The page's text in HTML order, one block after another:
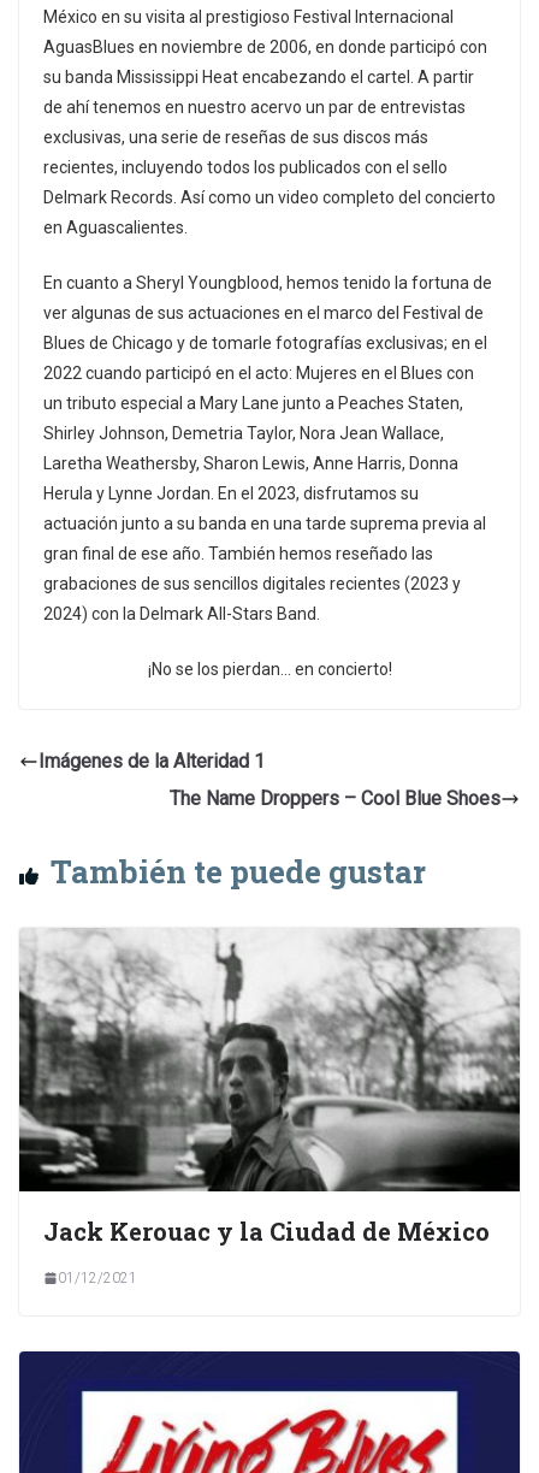
México en su visita al prestigioso Festival Internacional
AguasBlues en noviembre de 2006, en donde participó con
su banda Mississippi Heat encabezando el cartel. A partir
de ahí tenemos en nuestro acervo un par de entrevistas
exclusivas, una serie de reseñas de sus discos más
recientes, incluyendo todos los publicados con el sello
Delmark Records. Así como un video completo del concierto
en Aguascalientes.
En cuanto a Sheryl Youngblood, hemos tenido la fortuna de
ver algunas de sus actuaciones en el marco del Festival de
Blues de Chicago y de tomarle fotografías exclusivas; en el
2022 cuando participó en el acto: Mujeres en el Blues con
un tributo especial a Mary Lane junto a Peaches Staten,
Shirley Johnson, Demetria Taylor, Nora Jean Wallace,
Laretha Weathersby, Sharon Lewis, Anne Harris, Donna
Herula y Lynne Jordan. En el 2023, disfrutamos su
actuación junto a su banda en una tarde suprema previa al
gran final de ese año. También hemos reseñado las
grabaciones de sus sencillos digitales recientes (2023 y
2024) con la Delmark All-Stars Band.
¡No se los pierdan… en concierto!
Imágenes de la Alteridad 1
The Name Droppers – Cool Blue Shoes
También te puede gustar
Jack Kerouac y la Ciudad de México
01/12/2021